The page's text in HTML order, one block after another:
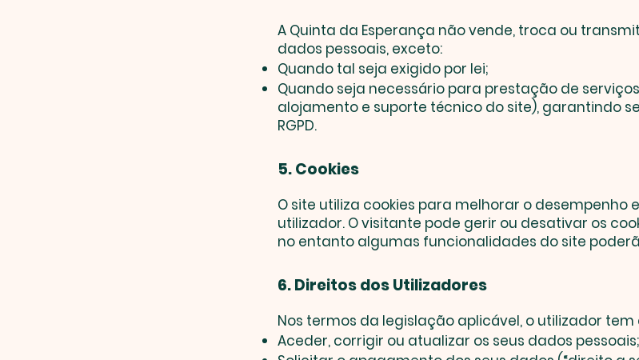
A Quinta da Esperança não vende, troca ou
dados pessoais, exceto:
Quando tal seja exigido por lei;
Quando seja necessário para prestação de
alojamento e suporte técnico do site), garantindo
RGPD.
5. Cookies
O site utiliza cookies para melhorar o desempenho
utilizador. O visitante pode gerir ou desativar os
no entanto algumas funcionalidades do site
6. Direitos dos Utilizadores
Nos termos da legislação aplicável, o utilizador tem
Aceder, corrigir ou atualizar os seus dados pessoais;